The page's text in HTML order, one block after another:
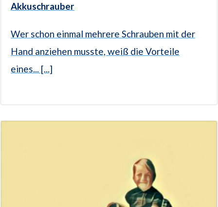
Akkuschrauber
Wer schon einmal mehrere Schrauben mit der
Hand anziehen musste, weiß die Vorteile
eines... [...]